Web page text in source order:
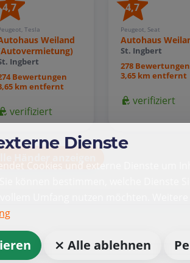
4,7
Tesla
Weiland
Ingbert
Bewertungen
km entfernt
verifiziert
4,7
Peugeot, Seat
Autohaus
St. Ingbert
278 Bewertungen
3,65 km entfernt
verifiziert
Dienste
Cookies und externe Dienste um
⨯ Alle ablehnen